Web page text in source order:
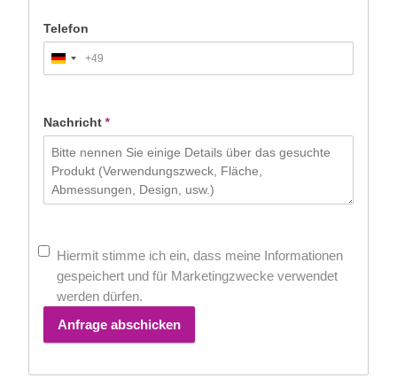
Telefon
Germany
+49
+49
Nachricht*
Hiermit stimme ich ein, dass meine Informationen
gespeichert und für Marketingzwecke verwendet
werden dürfen.
Anfrage abschicken